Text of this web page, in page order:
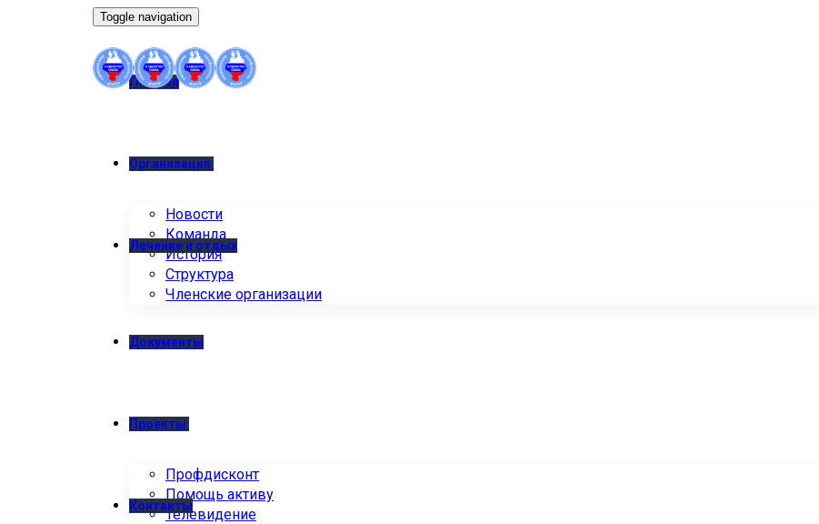
Toggle navigation
Главная
Организация
Новости
Команда
История
Структура
Членские организации
Лечение и отдых
Документы
Проекты
Профдисконт
Помощь активу
Телевидение
Контакты